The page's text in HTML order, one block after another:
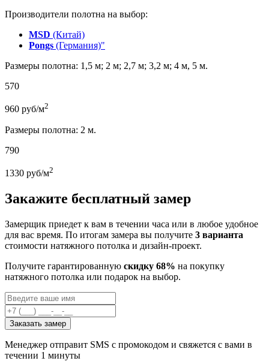
Производители полотна на выбор:
MSD (Китай)
Pongs (Германия)"
Размеры полотна: 1,5 м; 2 м; 2,7 м; 3,2 м; 4 м, 5 м.
570
960 руб/м2
Размеры полотна: 2 м.
790
1330 руб/м2
Закажите бесплатный замер
Замерщик приедет к вам в течении часа или в любое удобное
для вас время. По итогам замера вы получите 3 варианта
стоимости натяжного потолка и дизайн-проект.
Получите гарантированную скидку 68% на покупку
натяжного потолка или подарок на выбор.
Заказать замер
Менеджер отправит SMS с промокодом и свяжется с вами в
течении 1 минуты